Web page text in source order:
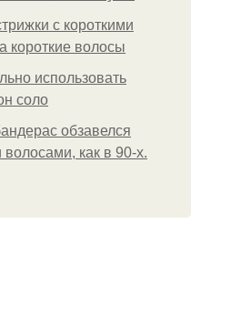
с короткими
короткие волосы
использовать
соло
обзавелся
как в 90-х.